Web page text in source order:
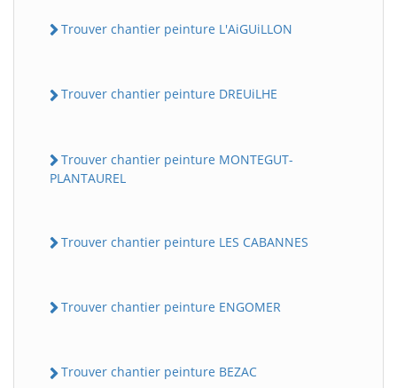
Trouver chantier peinture L'AiGUiLLON
Trouver chantier peinture DREUiLHE
Trouver chantier peinture MONTEGUT-
PLANTAUREL
Trouver chantier peinture LES CABANNES
Trouver chantier peinture ENGOMER
Trouver chantier peinture BEZAC
BatiWebPro